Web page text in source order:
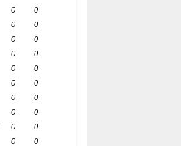
0
0
0
0
0
0
0
0
0
0
0
0
0
0
0
0
0
0
0
0